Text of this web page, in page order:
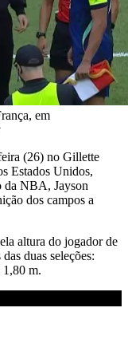
em
(26) no Gillette
Estados Unidos,
da NBA, Jayson
dos campos a
altura do jogador de
duas seleções:
m.